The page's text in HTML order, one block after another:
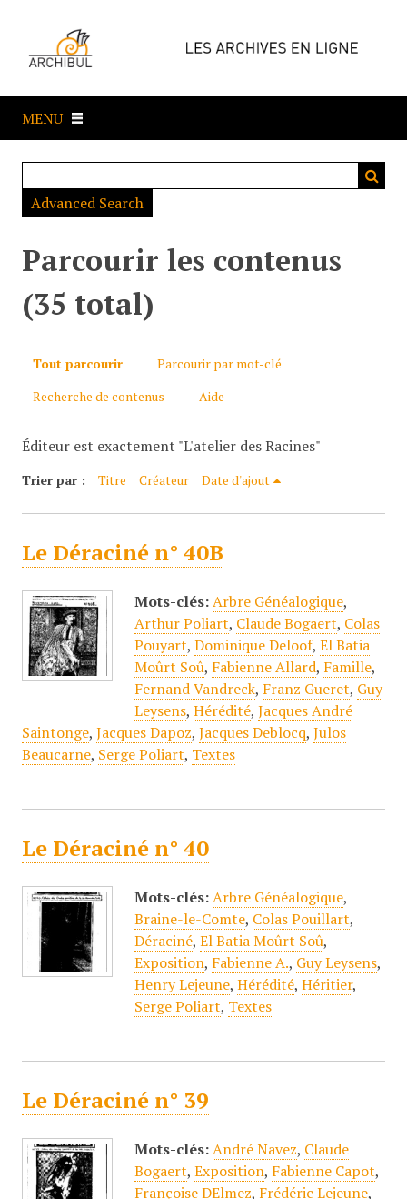
e
a
MENU
Advanced Search
Parcourir les contenus
(35 total)
Tout parcourir
Parcourir par mot-clé
Recherche de contenus
Aide
Éditeur est exactement "L'atelier des Racines"
Trier par : Titre Créateur Date d'ajout
Le Déraciné n° 40B
Mots-clés: Arbre Généalogique,
Arthur Poliart, Claude Bogaert, Colas
Pouyart, Dominique Deloof, El Batia
Moûrt Soû, Fabienne Allard, Famille,
Fernand Vandreck, Franz Gueret, Guy
Leysens, Hérédité, Jacques André
Saintonge, Jacques Dapoz, Jacques Deblocq, Julos
Beaucarne, Serge Poliart, Textes
Le Déraciné n° 40
Mots-clés: Arbre Généalogique,
Braine-le-Comte, Colas Pouillart,
Déraciné, El Batia Moûrt Soû,
Exposition, Fabienne A., Guy Leysens,
Henry Lejeune, Hérédité, Héritier,
Serge Poliart, Textes
Le Déraciné n° 39
Mots-clés: André Navez, Claude
Bogaert, Exposition, Fabienne Capot,
Françoise DElmez, Frédéric Lejeune,